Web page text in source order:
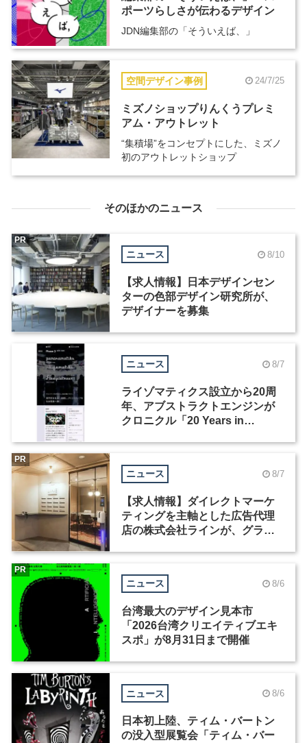
ポーツらしさが伝わるデザイン
JDN編集部の「そういえば、」
空間デザイン事例 24/7/25
ミズノショップりんくうプレミ
アム・アウトレット
“集積場”をコンセプトにした、ミズノ
初のアウトレットショップ
そのほかのニュース
ニュース 8/10
【求人情報】日本デザインセン
ターの色部デザイン研究所が、
デザイナーを募集
PR
ニュース 8/7
ライゾマティクス設立から20周
年、アブストラクトエンジンが
クロニクル「20 Years in
ニュース 8/7
【求人情報】ダイレクトマーケ
ティングを主軸とした広告代理
店の株式会社ラインが、グラフ
PR
ニュース 8/6
台湾最大のデザイン見本市
「2026台湾クリエイティブエキ
スポ」が8月31日まで開催
PR
ニュース 8/6
日本初上陸、ティム・バートン
の没入型展覧会「ティム・バー